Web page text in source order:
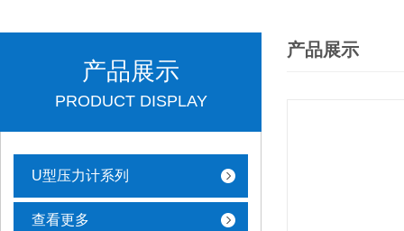
产品展示
PRODUCT DISPLAY
U型压力计系列
查看更多
产品展示